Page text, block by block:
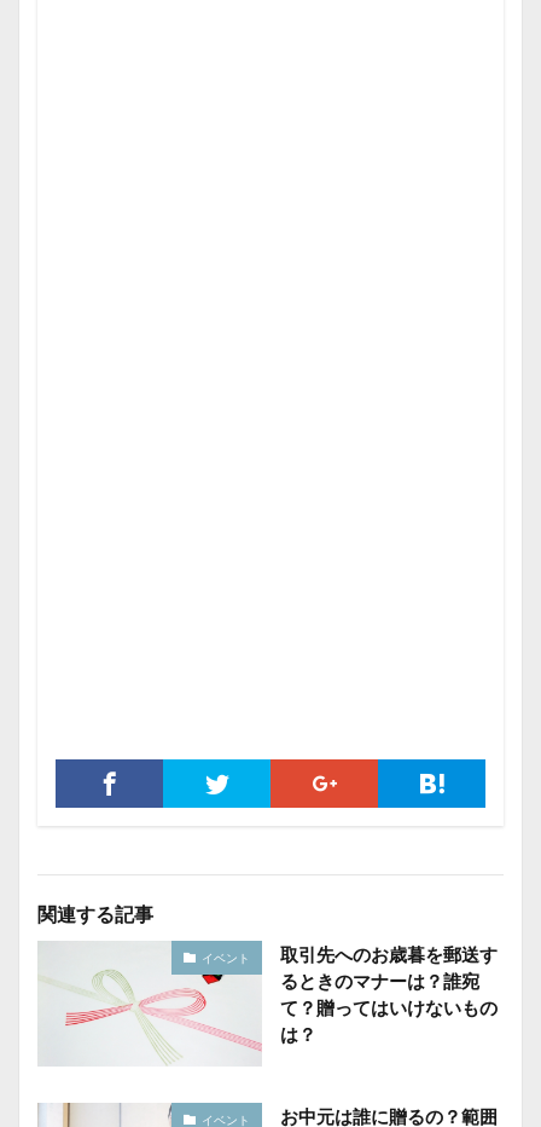
関連する記事
イベント
取引先へのお歳暮を郵送す
るときのマナーは？誰宛
て？贈ってはいけないもの
は？
イベント
お中元は誰に贈るの？範囲